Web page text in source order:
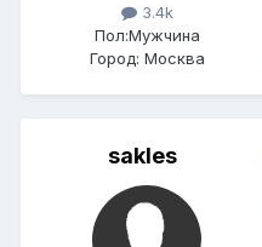
3.4k
Пол:Мужчина
Город: Москва
sakles